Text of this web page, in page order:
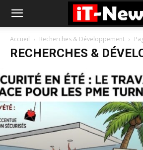
Accueil Recherches & Développement
RECHERCHES &